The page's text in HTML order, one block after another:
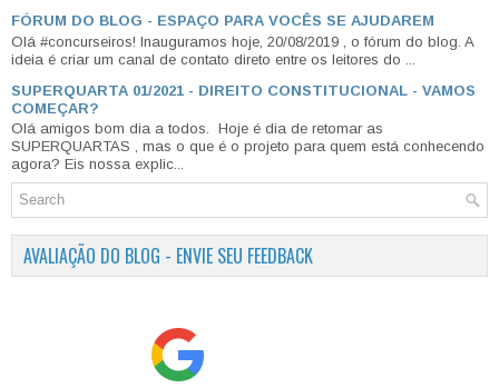
FÓRUM DO BLOG - ESPAÇO PARA VOCÊS SE AJUDAREM
Olá #concurseiros! Inauguramos hoje, 20/08/2019 , o fórum do blog. A
ideia é criar um canal de contato direto entre os leitores do ...
SUPERQUARTA 01/2021 - DIREITO CONSTITUCIONAL - VAMOS
COMEÇAR?
Olá amigos bom dia a todos. Hoje é dia de retomar as
SUPERQUARTAS , mas o que é o projeto para quem está conhecendo
agora? Eis nossa explic...
AVALIAÇÃO DO BLOG - ENVIE SEU FEEDBACK